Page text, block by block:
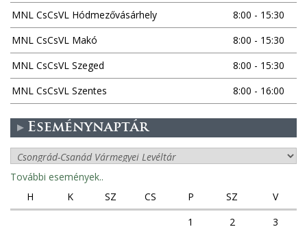
MNL CsCsVL Hódmezővásárhely
8:00 - 15:30
MNL CsCsVL Makó
8:00 - 15:30
MNL CsCsVL Szeged
8:00 - 15:30
MNL CsCsVL Szentes
8:00 - 16:00
Eseménynaptár
További események..
H
K SZ CS P SZ
V
1
2
3